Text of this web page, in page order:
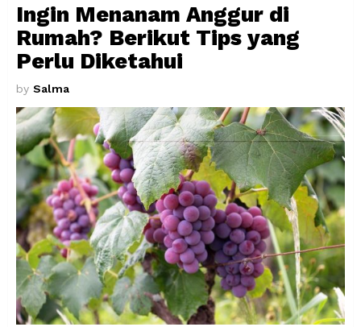
Ingin Menanam Anggur di
Rumah? Berikut Tips yang
Perlu Diketahui
by Salma